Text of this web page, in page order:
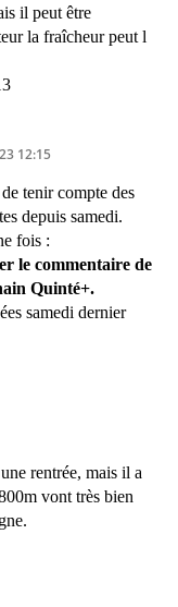
il peut être
la fraîcheur peut l
12:15
tenir compte des
depuis samedi.
fois :
le commentaire de
Quinté+.
samedi dernier
rentrée, mais il a
vont très bien